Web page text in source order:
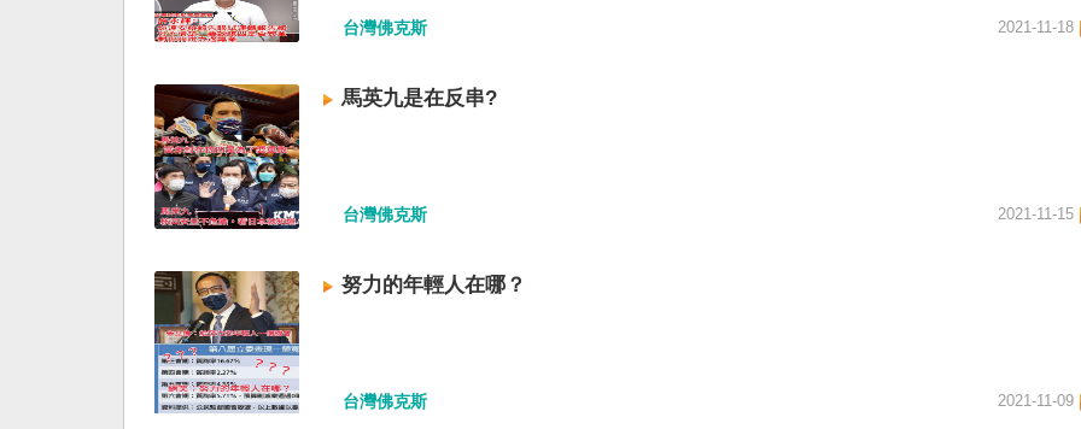
台灣佛克斯 2021-11-18
馬英九是在反串?
台灣佛克斯 2021-11-15
努力的年輕人在哪？
台灣佛克斯 2021-11-09